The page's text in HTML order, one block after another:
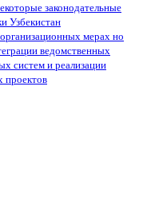
законодательные
Узбекистан
мерах но
ведомственных
систем и реализации
проектов